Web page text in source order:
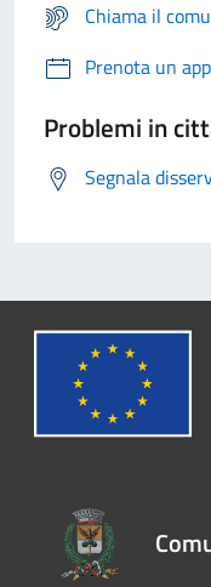
Chiama il
Prenota un
Problemi in
Segnala